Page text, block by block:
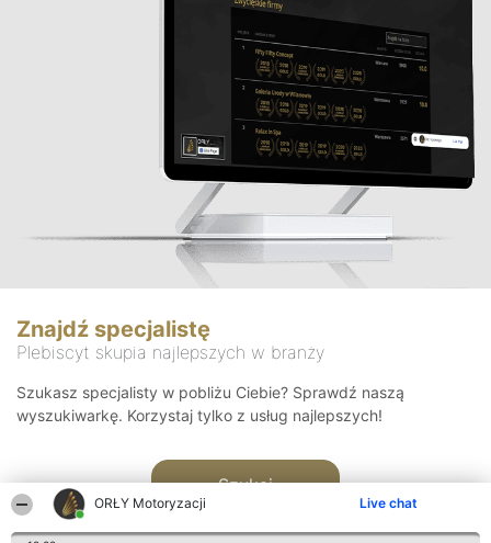
ORŁY Motoryzacji Live chat
Znajdź specjalistę
Plebiscyt skupia najlepszych w branży
Szukasz specjalisty w pobliżu Ciebie? Sprawdź naszą
wyszukiwarkę. Korzystaj tylko z usług najlepszych!
Szukaj